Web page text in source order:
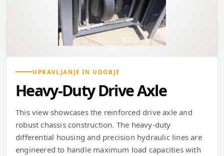
UPRAVLJANJE IN UDOBJE
Heavy-Duty Drive Axle
This view showcases the reinforced drive axle and
robust chassis construction. The heavy-duty
differential housing and precision hydraulic lines are
engineered to handle maximum load capacities with